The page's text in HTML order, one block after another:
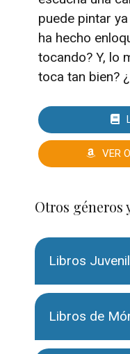
puede pintar
ha hecho
tocando? Y, lo
toca tan bien?
VER
Otros géneros
Libros
Libros de